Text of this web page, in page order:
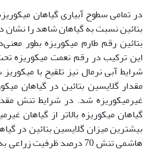
در تمامی سطوح آبیاری گیاهان
بتائین نسبت به گیاهان شاهد را نشان
بتائین رقم طارم میکوریزه بطور
این ترکیب در رقم نعمت میکوریزه
شرایط آبی نرمال نیز تلقیح با
مقدار گلایسین بتائین در گیاهان
غیرمیکوریزه شد. در شرایط تنش
بیشترین میزان گلایسین بتائین در